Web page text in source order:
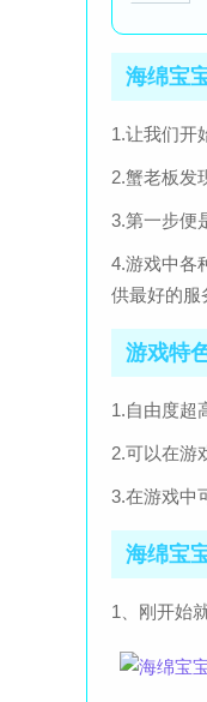
海绵宝
1.让我们开
2.蟹老板发
3.第一步便
4.游戏中各
供最好的服
游戏特
1.自由度超
2.可以在游
3.在游戏中
海绵宝
1、刚开始